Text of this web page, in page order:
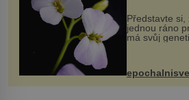
Představte si,
jednou ráno
má svůj
vstupenka...